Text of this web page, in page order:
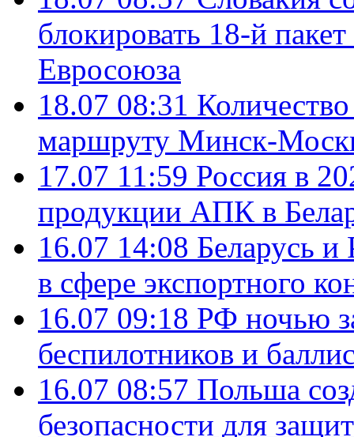
блокировать 18-й
Евросоюза
18.07 08:31
маршруту Минск-
17.07 11:59 Россия в
продукции АПК в
16.07 14:08 Беларусь и
в сфере экспортного
16.07 09:18 РФ ночью
беспилотников и
16.07 08:57 Польша
безопасности для